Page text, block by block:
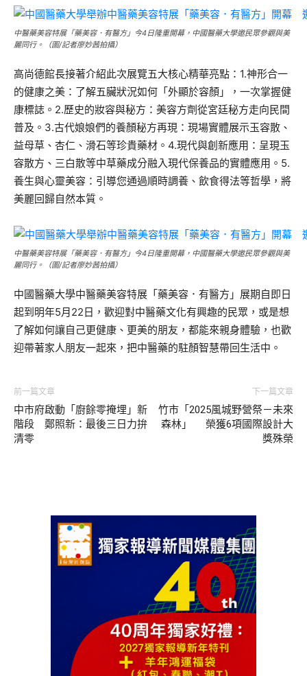
中醫藥美容特展「藥美容．有醫方」今4日隆重開幕，中國醫藥大學邀民眾參觀與美
麗同行。（圖/記者廖妙茜拍攝）
高尚德館長接著介紹此次展覽五大核心精華亮點：1.神形合一
的健康之美：了解五臟狀況如何「外顯於容顏」，一次掌握健
康標誌。2.歷史的妝容與秘方：美容方劑從宮廷秘方走向民間
普及。3.古代娘娘們的養顏秘方再現：現場實體展示玉容散、
益母草、杏仁、滑石等珍貴藥材。4.現代與創新應用：呈現玉
容散方、三白散等中草藥成分融入現代保養品的實體應用。5.
養生與心靈美容：引導您通過順時調養、飲食得法等哲學，將
美麗回歸自然本質。
中醫藥美容特展「藥美容．有醫方」今4日隆重開幕，中國醫藥大學邀民眾參觀與美
麗同行。（圖/記者廖妙茜拍攝）
中國醫藥大學中醫藥美容特展「藥美容．有醫方」展期自即日
起到明年5月22日，歡迎對中醫藥文化有興趣的民眾，或是想
了解如何讓自己更健康、更美的朋友，都能來親身體驗，也歡
迎帶著家人朋友一起來，把中醫藥的駐顏智慧帶回生活中。
前一篇文章
中市府啟動「廚餘零掩埋」新
階段 鄭照新：最後三日力拚
清零
下一篇文章
竹市「2025風城野營祭－未來
森林」 榮獲6項國際設計大
獎殊榮